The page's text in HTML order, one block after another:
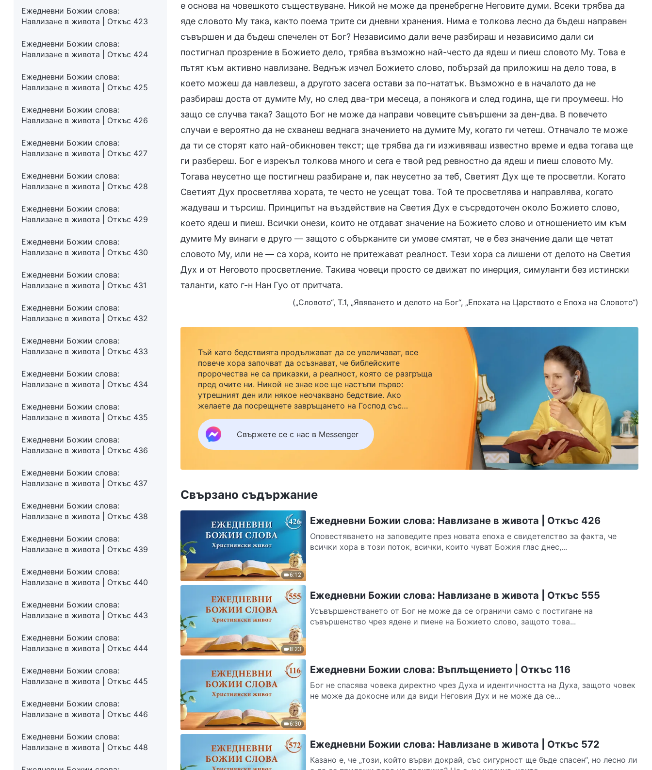
Ежедневни Божии слова:
Навлизане в живота | Откъс 423
Ежедневни Божии слова:
Навлизане в живота | Откъс 424
Ежедневни Божии слова:
Навлизане в живота | Откъс 425
Ежедневни Божии слова:
Навлизане в живота | Откъс 426
Ежедневни Божии слова:
Навлизане в живота | Откъс 427
Ежедневни Божии слова:
Навлизане в живота | Откъс 428
Ежедневни Божии слова:
Навлизане в живота | Откъс 429
Ежедневни Божии слова:
Навлизане в живота | Откъс 430
Ежедневни Божии слова:
Навлизане в живота | Откъс 431
Ежедневни Божии слова:
Навлизане в живота | Откъс 432
Ежедневни Божии слова:
Навлизане в живота | Откъс 433
Ежедневни Божии слова:
Навлизане в живота | Откъс 434
Ежедневни Божии слова:
Навлизане в живота | Откъс 435
Ежедневни Божии слова:
Навлизане в живота | Откъс 436
Ежедневни Божии слова:
Навлизане в живота | Откъс 437
Ежедневни Божии слова:
Навлизане в живота | Откъс 438
Ежедневни Божии слова:
Навлизане в живота | Откъс 439
Ежедневни Божии слова:
Навлизане в живота | Откъс 440
Ежедневни Божии слова:
Навлизане в живота | Откъс 443
Ежедневни Божии слова:
Навлизане в живота | Откъс 444
Ежедневни Божии слова:
Навлизане в живота | Откъс 445
Ежедневни Божии слова:
Навлизане в живота | Откъс 446
Ежедневни Божии слова:
Навлизане в живота | Откъс 448
е основа на човешкото съществуване. Никой не може да пренебрегне Неговите думи. Всеки трябва да
яде словото Му така, както поема трите си дневни хранения. Нима е толкова лесно да бъдеш направен
съвършен и да бъдеш спечелен от Бог? Независимо дали вече разбираш и независимо дали си
постигнал прозрение в Божието дело, трябва възможно най-често да ядеш и пиеш словото Му. Това е
пътят към активно навлизане. Веднъж изчел Божието слово, побързай да приложиш на дело това, в
което можеш да навлезеш, а другото засега остави за по-нататък. Възможно е в началото да не
разбираш доста от думите Му, но след два-три месеца, а понякога и след година, ще ги проумееш. Но
защо се случва така? Защото Бог не може да направи човеците съвършени за ден-два. В повечето
случаи е вероятно да не схванеш веднага значението на думите Му, когато ги четеш. Отначало те може
да ти се сторят като най-обикновен текст; ще трябва да ги изживяваш известно време и едва тогава ще
ги разбереш. Бог е изрекъл толкова много и сега е твой ред ревностно да ядеш и пиеш словото Му.
Тогава неусетно ще постигнеш разбиране и, пак неусетно за теб, Светият Дух ще те просветли. Когато
Светият Дух просветлява хората, те често не усещат това. Той те просветлява и направлява, когато
жадуваш и търсиш. Принципът на въздействие на Светия Дух е съсредоточен около Божието слово,
което ядеш и пиеш. Всички онези, които не отдават значение на Божието слово и отношението им към
думите Му винаги е друго — защото с обърканите си умове смятат, че е без значение дали ще четат
словото Му, или не — са хора, които не притежават реалност. Тези хора са лишени от делото на Светия
Дух и от Неговото просветление. Такива човеци просто се движат по инерция, симуланти без истински
таланти, като г-н Нан Гуо от притчата.
(„Словото“, Т.1, „Явяването и делото на Бог“, „Епохата на Царството е Епоха на Словото“)
Тъй като бедствията продължават да се увеличават, все
повече хора започват да осъзнават, че библейските
пророчества не са приказки, а реалност, която се разгръща
пред очите ни. Никой не знае кое ще настъпи първо:
утрешният ден или някое неочаквано бедствие. Ако
желаете да посрещнете завръщането на Господ със
семейството си и да намерите безопасност под Божията
закрила, кликнете върху Messenger, за да се присъедините
към нашата група за изучаване. Не чакайте до утре.
Свържете се с нас в Messenger
Свързано съдържание
6:12
Ежедневни Божии слова: Навлизане в живота | Откъс 426
Оповестяването на заповедите през новата епоха е свидетелство за факта, че
всички хора в този поток, всички, които чуват Божия глас днес,...
8:23
Ежедневни Божии слова: Навлизане в живота | Откъс 555
Усъвършенстването от Бог не може да се ограничи само с постигане на
съвършенство чрез ядене и пиене на Божието слово, защото това...
6:30
Ежедневни Божии слова: Въплъщението | Откъс 116
Бог не спасява човека директно чрез Духа и идентичността на Духа, защото човек
не може да докосне или да види Неговия Дух и не може да се...
Ежедневни Божии слова: Навлизане в живота | Откъс 572
Казано е, че „този, който върви докрай, със сигурност ще бъде спасен“, но лесно ли